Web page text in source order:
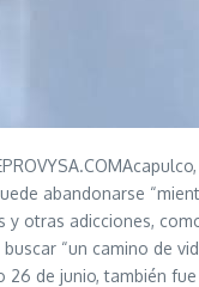
abandonarse
otras adicciones,
“un camino de
de junio, también